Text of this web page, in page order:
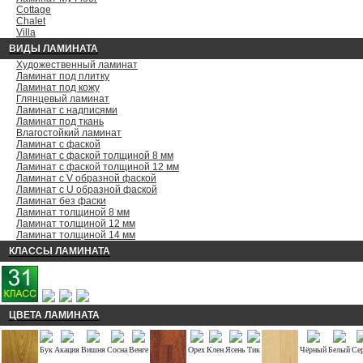
Cottage
Chalet
Villa
ВИДЫ ЛАМИНАТА
Художественный ламинат
Ламинат под плитку
Ламинат под кожу
Глянцевый ламинат
Ламинат с надписями
Ламинат под ткань
Влагостойкий ламинат
Ламинат с фаской
Ламинат с фаской толщиной 8 мм
Ламинат с фаской толщиной 12 мм
Ламинат с V образной фаской
Ламинат с U образной фаской
Ламинат без фаски
Ламинат толщиной 8 мм
Ламинат толщиной 12 мм
Ламинат толщиной 14 мм
КЛАССЫ ЛАМИНАТА
ЦВЕТА ЛАМИНАТА
Бук АкацияВишняСоснаВенге ОрехКлен ЯсеньТик ЧёрныйБелый